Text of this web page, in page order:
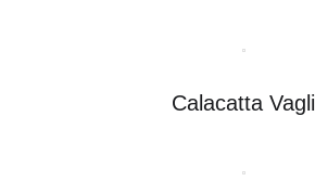
Calacatta Vagli